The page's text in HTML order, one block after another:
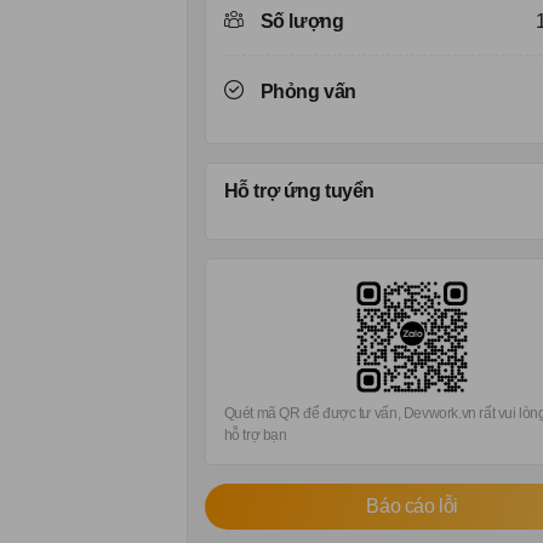
Số lượng
Phỏng vấn
Hỗ trợ ứng tuyển
Quét mã QR để được tư vấn, Devwork.vn rất vui
hỗ trợ bạn
Báo cáo lỗi